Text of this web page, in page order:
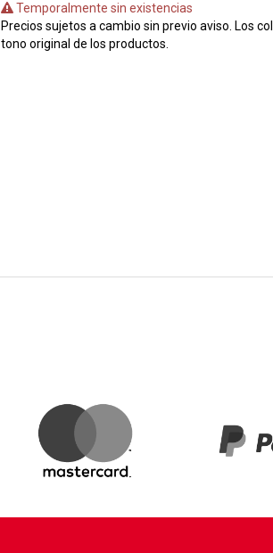
Temporalmente sin existencias
Precios sujetos a cambio sin previo aviso. Los
tono original de los productos.